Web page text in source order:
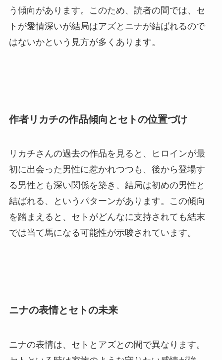
う傾向があります。このため、読者の間では、セ
トが愛情深いが結局はアズとニナが結ばれるので
はないかという見方が多くあります。
作者リカチの作品傾向とセトの位置づけ
リカチさんの過去の作品を見ると、ヒロインが最
初に出会った男性に惹かれつつも、後から登場す
る男性とも深い関係を築き、結局は初めの男性と
結ばれる、というパターンがあります。この傾向
を踏まえると、セトがどんなに支持されても結末
では当て馬になる可能性が示唆されています。
ニナの表情とセトの未来
ニナの表情は、セトとアズとの間で異なります。